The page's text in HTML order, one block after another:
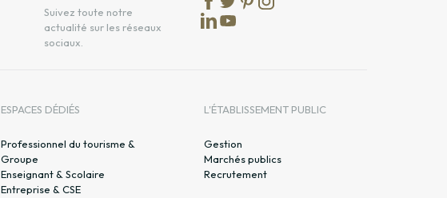
Suivez toute notre
actualité sur les réseaux
sociaux.
ESPACES DÉDIÉS
Professionnel du tourisme &
Groupe
Enseignant & Scolaire
Entreprise & CSE
L'ÉTABLISSEMENT PUBLIC
Gestion
Marchés publics
Recrutement